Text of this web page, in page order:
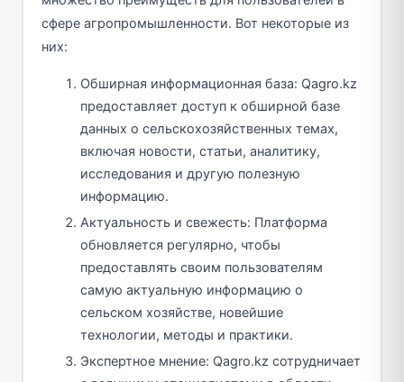
сфере агропромышленности. Вот некоторые из
них:
Обширная информационная база: Qagro.kz
предоставляет доступ к обширной базе
данных о сельскохозяйственных темах,
включая новости, статьи, аналитику,
исследования и другую полезную
информацию.
Актуальность и свежесть: Платформа
обновляется регулярно, чтобы
предоставлять своим пользователям
самую актуальную информацию о
сельском хозяйстве, новейшие
технологии, методы и практики.
Экспертное мнение: Qagro.kz сотрудничает